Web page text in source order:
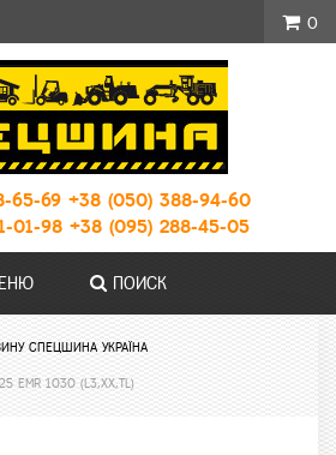
65-69 +38 (050) 388-94-60
01-98 +38 (095) 288-45-05
ПОИСК
СПЕЦШИНА УКРАЇНА
EMR 1030 (L3,XX,TL)
0